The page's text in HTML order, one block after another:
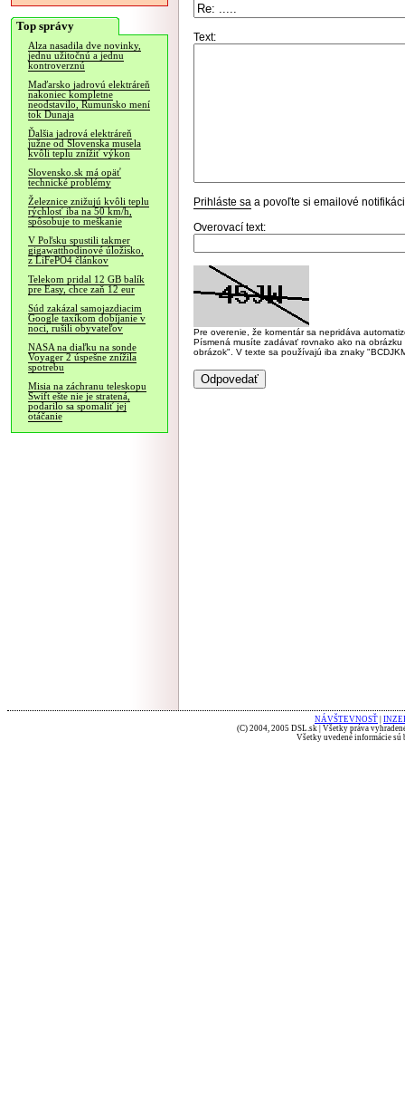
Top správy
Alza nasadila dve novinky,
jednu užitočnú a jednu
kontroverznú
Maďarsko jadrovú elektráreň
nakoniec kompletne
neodstavilo, Rumunsko mení
tok Dunaja
Ďalšia jadrová elektráreň
južne od Slovenska musela
kvôli teplu znížiť výkon
Slovensko.sk má opäť
technické problémy
Železnice znižujú kvôli teplu
rýchlosť iba na 50 km/h,
spôsobuje to meškanie
V Poľsku spustili takmer
gigawatthodinové úložisko,
z LiFePO4 článkov
Telekom pridal 12 GB balík
pre Easy, chce zaň 12 eur
Súd zakázal samojazdiacim
Google taxíkom dobíjanie v
noci, rušili obyvateľov
NASA na diaľku na sonde
Voyager 2 úspešne znížila
spotrebu
Misia na záchranu teleskopu
Swift ešte nie je stratená,
podarilo sa spomaliť jej
otáčanie
Text:
Prihláste sa a povoľte si emailové
Overovací text:
Pre overenie, že komentár sa nepridáva
Písmená musíte zadávať rovnako ako na
obrázok". V texte sa používajú iba znaky
NÁVŠTEVNOSŤ
(C) 2004, 2005 DSL.sk | Všetky práva
Všetky uvedené informácie sú